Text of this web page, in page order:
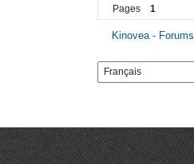
Pages
1
Kinovea - Forums